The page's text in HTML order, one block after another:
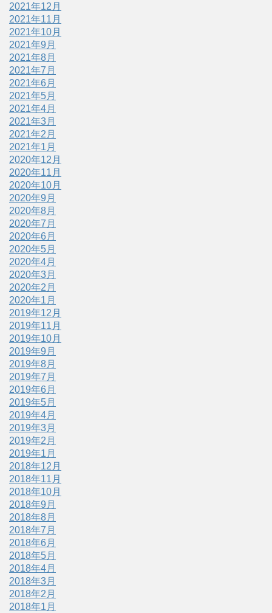
2021年12月
2021年11月
2021年10月
2021年9月
2021年8月
2021年7月
2021年6月
2021年5月
2021年4月
2021年3月
2021年2月
2021年1月
2020年12月
2020年11月
2020年10月
2020年9月
2020年8月
2020年7月
2020年6月
2020年5月
2020年4月
2020年3月
2020年2月
2020年1月
2019年12月
2019年11月
2019年10月
2019年9月
2019年8月
2019年7月
2019年6月
2019年5月
2019年4月
2019年3月
2019年2月
2019年1月
2018年12月
2018年11月
2018年10月
2018年9月
2018年8月
2018年7月
2018年6月
2018年5月
2018年4月
2018年3月
2018年2月
2018年1月